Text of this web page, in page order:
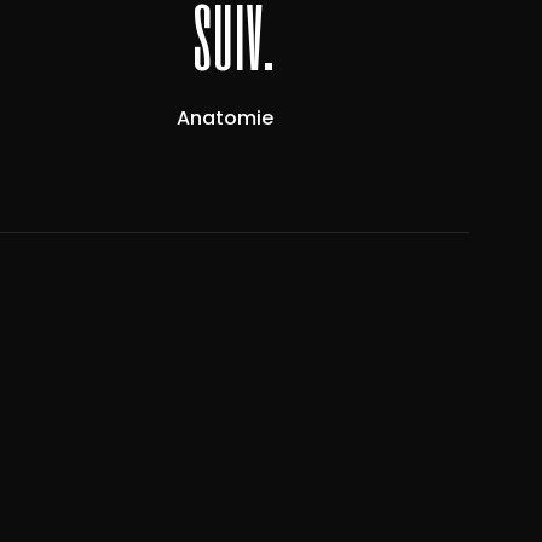
suiv.
Anatomie